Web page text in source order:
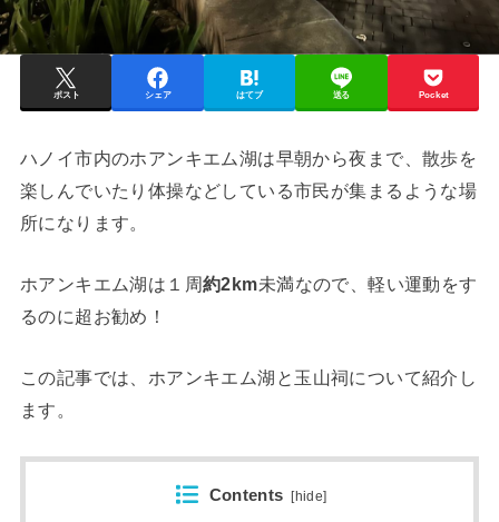
ポスト シェア はてブ 送る Pocket
ハノイ市内のホアンキエム湖は早朝から夜まで、散歩を
楽しんでいたり体操などしている市民が集まるような場
所になります。
ホアンキエム湖は１周約2km未満なので、軽い運動をす
るのに超お勧め！
この記事では、 ホアンキエム湖と玉山祠について紹介し
ます。
Contents [hide]